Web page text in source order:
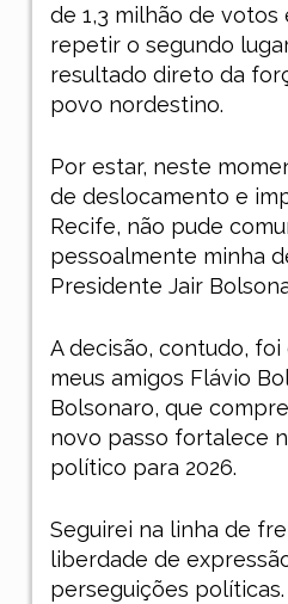
de 1,3 milhão de votos
repetir o segundo
resultado direto da
povo nordestino.
Por estar, neste
de deslocamento e
Recife, não pude
pessoalmente minha
Presidente Jair
A decisão, contudo,
meus amigos Flávio
Bolsonaro, que
novo passo fortalece
político para 2026.
Seguirei na linha de
liberdade de
perseguições